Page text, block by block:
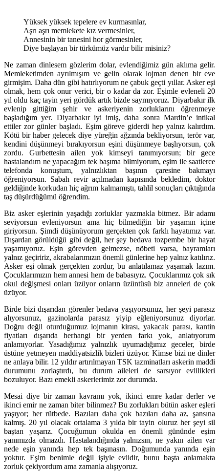
Yüksek yüksek tepelere ev kurmasınlar,
Aşrı aşrı memlekete kız vermesinler,
Annesinin bir tanesini hor görmesinler,
Diye başlayan bir türkümüz vardır bilir misiniz?
Ne zaman dinlesem gözlerim dolar, evlendiğimiz gün aklıma gelir.
Memleketimden ayrılmışım ve gelin olarak lojman denen bir eve
girmişim. Daha dün gibi hatırlıyorum ne çabuk geçti yıllar. Asker eşi
olmak, hem çok onur verici, bir o kadar da zor. Eşimle evleneli 20
yıl oldu kaç tayin yeri gördük artık bizde saymıyoruz. Diyarbakır ilk
evlenip gittiğim şehir ve askeriyenin zorluklarını öğrenmeye
başladığım yer. Diyarbakır iyi imiş, daha sonra Mardin’e intikal
ettiler zor günler başladı. Eşim göreve giderdi hep yalnız kalırdım.
Kötü bir haber gelecek diye yüreğin ağzında bekliyorsun, terör var,
kendini düşünmeyi bırakıyorsun eşini düşünmeye başlıyorsun, çok
zordu. Gurbettesin ailen yok kimseyi tanımıyorsun; bir gece
hastalandım ne yapacağım tek başıma bilmiyorum, eşim ile saatlerce
telefonda konuştum, yalnızlıktan başının çaresine bakmayı
öğreniyorsun. Sabah revir açılmadan kapısında bekledim, doktor
geldiğinde korkudan hiç ağrım kalmamıştı, tahlil sonuçları çıktığında
taş düşürdüğümü öğrendim.
Biz asker eşlerinin yaşadığı zorluklar yazmakla bitmez. Bir adamı
seviyorsun evleniyorsun ama hiç bilmediğin bir yaşamın içine
giriyorsun. Şimdi düşünüyorum gerçekten çok farklı hayatımız var.
Dışardan görüldüğü gibi değil, her şey bedava tozpembe bir hayat
yaşamıyoruz. Eşin görevden gelmezse, nöbeti varsa, bayramları
yalnız geçiririz, akrabalarımızın önemli günlerine hep yalnız katılırız.
Asker eşi olmak gerçekten zordur, bu anlatılamaz yaşamak lazım.
Çocuklarımızın hem annesi hem de babasıyız. Çocuklarımız çok sık
okul değişmesi onları üzüyor onların üzüntüsü biz anneleri de çok
üzüyor.
Birde bizi dışarıdan görenler bedava yaşıyorsunuz, her şeyi parasız
alıyorsunuz, gazinolarda parasız yiyip eğleniyorsunuz diyorlar.
Doğru değil oturduğumuz lojmanın kirası, yakacak parası, kantin
fiyatları dışarıda herhangi bir yerden farkı yok, anlatıyorum
anlamıyorlar. Yasadığımız yalnızlık uyumadığımız geceler, birde
üstüne yetmeyen maddiyatsizlik bizleri üzüyor. Kimse bizi ne dinler
ne anlaya bilir. 12 yıldır artırılmayan TSK tazminatları askerin maddi
durumunu zorlaştırdı, bu durum aileleri de sarsıyor evlilikleri
bozuluyor. Bazı emekli askerlerimiz zor durumda.
Mesai diye bir zaman kavramı yok, ikinci emre kadar derler ve
ikinci emir ne zaman biter bilinmez? Bu zorlukları bütün asker eşleri
yaşıyor; her rütbede. Bazıları daha çok bazıları daha az, şansına
kalmış. 20 yıl olacak ortalama 3 yılda bir tayin oluruz her şeyi sil
baştan yaşarız. Çocuğumun okulda en önemli gününde eşim
yanımızda olmazdı. Hastalandığında yalnızsın, ne yakın ailen var
nede eşin yanında hep tek başınasın. Doğumunda yanında eşin
yoktur. Eşim benimle değil işiyle evlidir, bunu başta anlamakta
zorluk çekiyordum ama zamanla alışıyoruz.